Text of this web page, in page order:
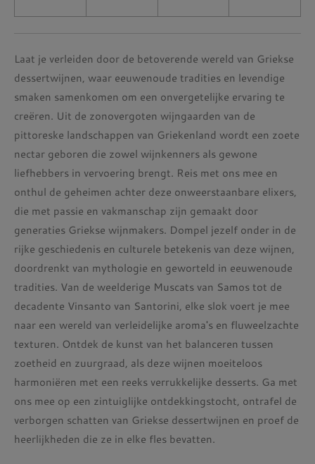
Laat je verleiden door de betoverende wereld van Griekse
dessertwijnen, waar eeuwenoude tradities en levendige
smaken samenkomen om een onvergetelijke ervaring te
creëren. Uit de zonovergoten wijngaarden van de
pittoreske landschappen van Griekenland wordt een zoete
nectar geboren die zowel wijnkenners als gewone
liefhebbers in vervoering brengt. Reis met ons mee en
onthul de geheimen achter deze onweerstaanbare elixers,
die met passie en vakmanschap zijn gemaakt door
generaties Griekse wijnmakers. Dompel jezelf onder in de
rijke geschiedenis en culturele betekenis van deze wijnen,
doordrenkt van mythologie en geworteld in eeuwenoude
tradities. Van de weelderige Muscats van Samos tot de
decadente Vinsanto van Santorini, elke slok voert je mee
naar een wereld van verleidelijke aroma's en fluweelzachte
texturen. Ontdek de kunst van het balanceren tussen
zoetheid en zuurgraad, als deze wijnen moeiteloos
harmoniëren met een reeks verrukkelijke desserts. Ga met
ons mee op een zintuiglijke ontdekkingstocht, ontrafel de
verborgen schatten van Griekse dessertwijnen en proef de
heerlijkheden die ze in elke fles bevatten.